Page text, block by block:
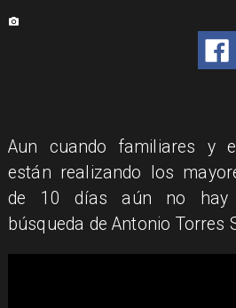
Aun cuando familiares y
están realizando los
de 10 días aún no hay
búsqueda de Antonio Torres